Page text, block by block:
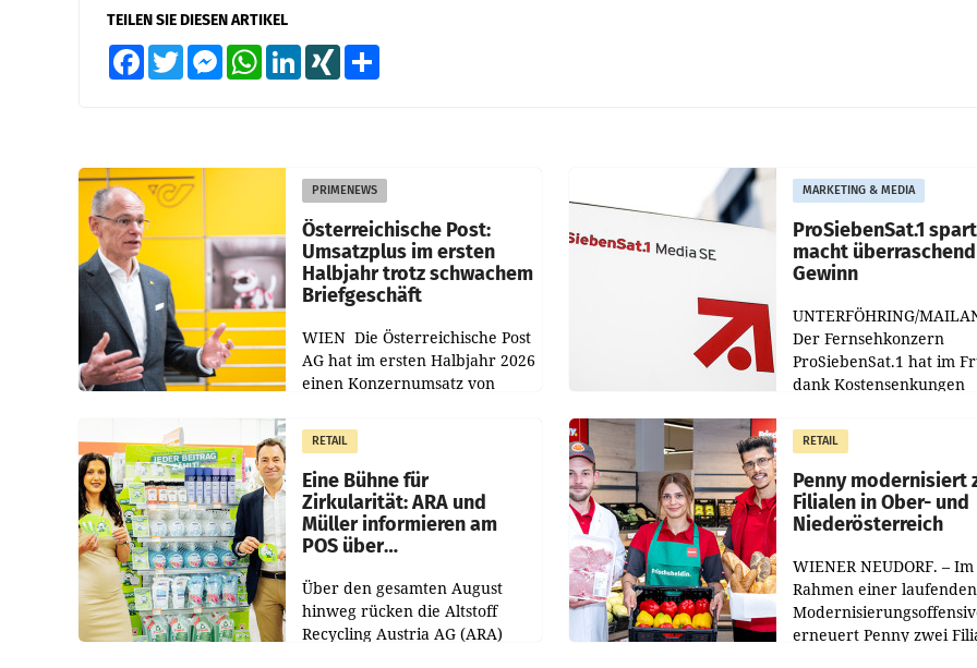
TEILEN SIE DIESEN ARTIKEL
FacebookTwitter MessengerWhatsAppLinkedInXING
PRIMENEWS
Österreichische Post:
Umsatzplus im ersten
Halbjahr trotz schwachem
Briefgeschäft
WIEN Die Österreichische Post
AG hat im ersten Halbjahr 2026
einen Konzernumsatz von
erwirtschaftet, was einem Plus
von 3,8 Prozent gegenüber
dem Vergleichszeitraum
MARKETING & MEDIA
ProSiebenSat.1
macht
Gewinn
UNTERFÖHRING/
Der Fernsehkonzern
ProSiebenSat.1 hat im
dank Kostensenkungen
gemacht und die
Markterwartung deutlich
übertroffen.
RETAIL
Eine Bühne für
Zirkularität: ARA und
Müller informieren am
POS über
Über den gesamten August
hinweg rücken die Altstoff
Recycling Austria AG (ARA)
RETAIL
Penny modernisiert
Filialen in Ober- und
Niederösterreich
WIENER NEUDORF. – Im
Rahmen einer laufenden
erneuert Penny zwei